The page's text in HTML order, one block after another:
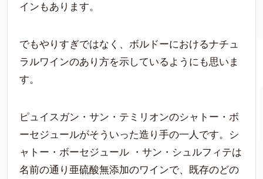
インもあります。
でもやりすぎではなく、ボルドーにおけるナチュ
ラルワインのあり方を示しているようにも思いま
す。
ピュイスガン・サン・テミリオンのシャトー・ボ
ーセジュールがそういった造り手の一人です。シ
ャトー・ボーセジュール ・サン・シュルフィテは
名前の通り亜硫酸無添加のワインで、既存のどの